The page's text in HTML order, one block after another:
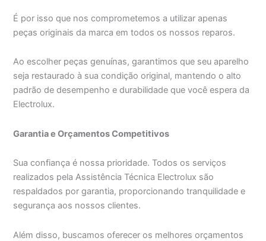
É por isso que nos comprometemos a utilizar apenas
peças originais da marca em todos os nossos reparos.
Ao escolher peças genuínas, garantimos que seu aparelho
seja restaurado à sua condição original, mantendo o alto
padrão de desempenho e durabilidade que você espera da
Electrolux.
Garantia e Orçamentos Competitivos
Sua confiança é nossa prioridade. Todos os serviços
realizados pela Assistência Técnica Electrolux são
respaldados por garantia, proporcionando tranquilidade e
segurança aos nossos clientes.
Além disso, buscamos oferecer os melhores orçamentos